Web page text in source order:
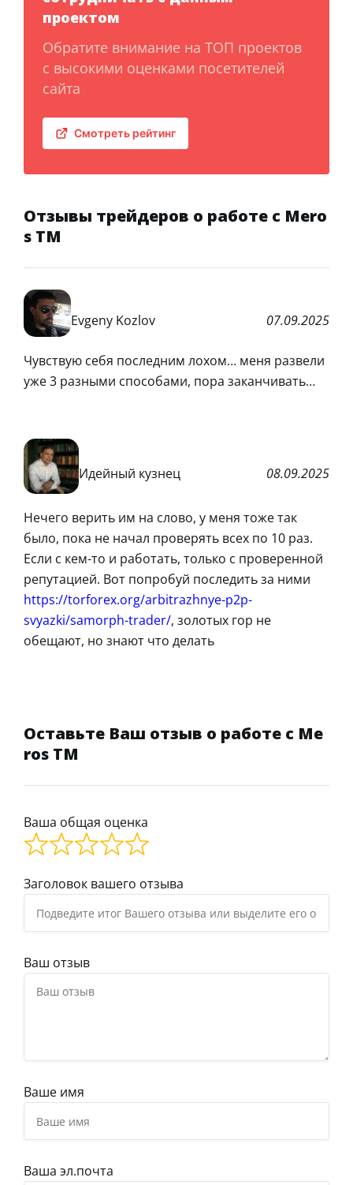
проектом
Обратите внимание на ТОП проектов
с высокими оценками посетителей
сайта
Смотреть рейтинг
Отзывы трейдеров о работе с Mero
s TM
Evgeny Kozlov 07.09.2025
Чувствую себя последним лохом… меня развели
уже 3 разными способами, пора заканчивать…
Идейный кузнец 08.09.2025
Нечего верить им на слово, у меня тоже так
было, пока не начал проверять всех по 10 раз.
Если с кем-то и работать, только с проверенной
репутацией. Вот попробуй последить за ними
https://torforex.org/arbitrazhnye-p2p-
svyazki/samorph-trader/, золотых гор не
обещают, но знают что делать
Оставьте Ваш отзыв о работе с Me
ros TM
Ваша общая оценка
Заголовок вашего отзыва
Ваш отзыв
Ваше имя
Ваша эл.почта